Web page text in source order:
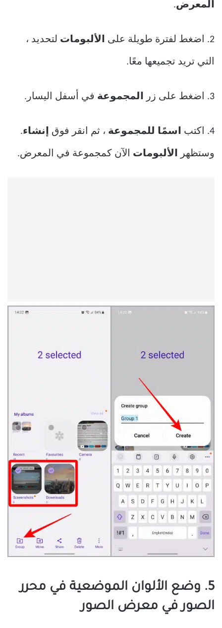
المعرض.
2. اضغط لفترة طويلة على الألبومات لتحديد ،
التي تريد تجميعها معًا.
3. اضغط على زر المجموعة في أسفل اليسار.
4. اكتب اسمًا للمجموعة ، ثم انقر فوق إنشاء.
وستظهر الألبومات الآن كمجموعة في المعرض.
5. وضع الألوان الموضعية في محرر
الصور في معرض الصور